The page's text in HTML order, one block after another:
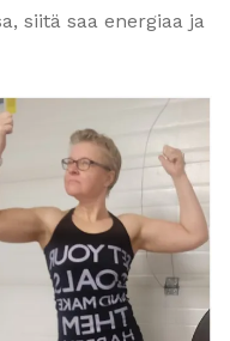
siitä saa energiaa ja